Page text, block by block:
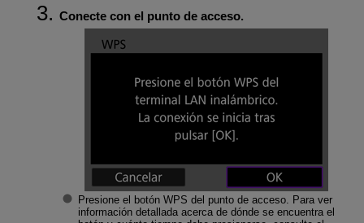
Conecte con el punto de acceso.
Presione el botón WPS del punto de acceso. Para ver
información detallada acerca de dónde se encuentra el